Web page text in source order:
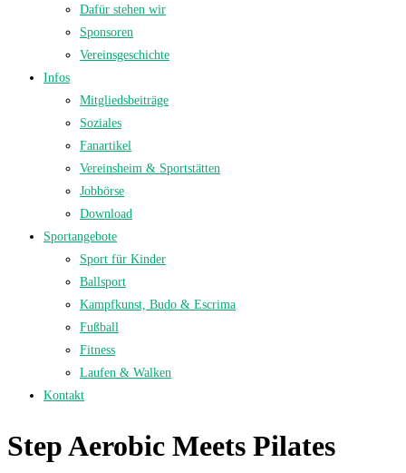
Dafür stehen wir
Sponsoren
Vereinsgeschichte
Infos
Mitgliedsbeiträge
Soziales
Fanartikel
Vereinsheim & Sportstätten
Jobbörse
Download
Sportangebote
Sport für Kinder
Ballsport
Kampfkunst, Budo & Escrima
Fußball
Fitness
Laufen & Walken
Kontakt
Step Aerobic Meets Pilates